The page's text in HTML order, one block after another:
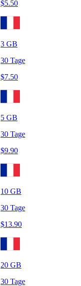
$5.50
3 GB
30 Tage
$7.50
5 GB
30 Tage
$9.90
10 GB
30 Tage
$13.90
20 GB
30 Tage